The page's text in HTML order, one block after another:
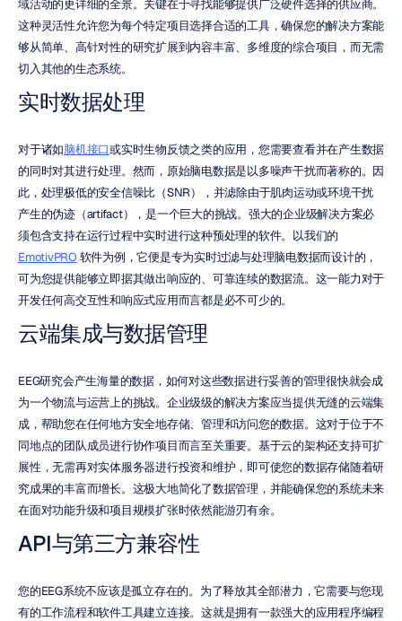
域活动的更详细的全景。关键在于寻找能够提供广泛硬件选择的供应商。
这种灵活性允许您为每个特定项目选择合适的工具，确保您的解决方案能
够从简单、高针对性的研究扩展到内容丰富、多维度的综合项目，而无需
切入其他的生态系统。
实时数据处理
对于诸如脑机接口或实时生物反馈之类的应用，您需要查看并在产生数据
的同时对其进行处理。然而，原始脑电数据是以多噪声干扰而著称的。因
此，处理极低的安全信噪比（SNR），并滤除由于肌肉运动或环境干扰
产生的伪迹（artifact），是一个巨大的挑战。强大的企业级解决方案必
EmotivPRO 软件为例，它便是专为实时过滤与处理脑电数据而设计的，
可为您提供能够立即据其做出响应的、可靠连续的数据流。这一能力对于
开发任何高交互性和响应式应用而言都是必不可少的。
云端集成与数据管理
EEG研究会产生海量的数据，如何对这些数据进行妥善的管理很快就会成
为一个物流与运营上的挑战。企业级级的解决方案应当提供无缝的云端集
成，帮助您在任何地方安全地存储、管理和访问您的数据。这对于位于不
同地点的团队成员进行协作项目而言至关重要。基于云的架构还支持可扩
展性，无需再对实体服务器进行投资和维护，即可使您的数据存储随着研
究成果的丰富而增长。这极大地简化了数据管理，并能确保您的系统未来
在面对功能升级和项目规模扩张时依然能游刃有余。
API与第三方兼容性
您的EEG系统不应该是孤立存在的。为了释放其全部潜力，它需要与您现
有的工作流程和软件工具建立连接。这就是拥有一款强大的应用程序编程